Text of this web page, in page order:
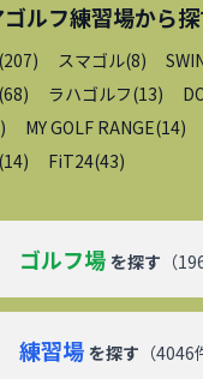
ルフ練習場から
(207) スマゴル(8)
(68) ラハゴルフ(13)
) MY GOLF RANGE(14)
(14) FiT24(43)
ゴルフ場 を探す （
練習場 を探す （4046